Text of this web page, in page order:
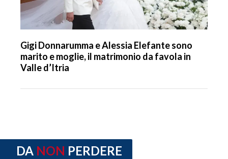
Gigi Donnarumma e Alessia Elefante sono
marito e moglie, il matrimonio da favola in
Valle d’Itria
DA NON PERDERE